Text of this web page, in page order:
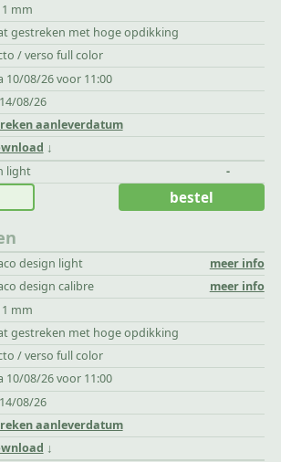
mm
gestreken met hoge opdikking
/ verso full color
10/08/26 voor 11:00
08/26
aanleverdatum
light -
design light
meer info
design calibre
meer info
mm
gestreken met hoge opdikking
/ verso full color
10/08/26 voor 11:00
08/26
aanleverdatum
bestel